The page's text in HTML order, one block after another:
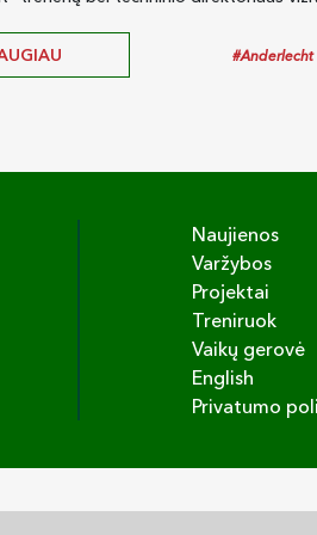
#Anderlecht
Naujienos
Varžybos
Projektai
Treniruok
Vaikų gerovė
English
Privatumo